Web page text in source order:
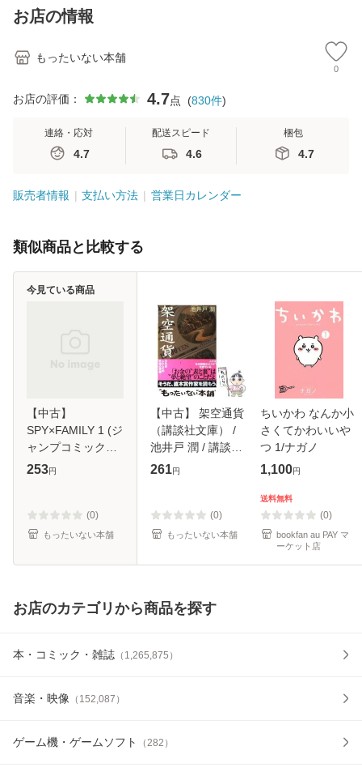
恵 藤本幸三 / 南江
堂 [単行
お店の情報
もったいない本舗
0
お店の評価： 4.7点 (830件)
連絡・応対
4.7
配送スピード
4.6
梱包
4.7
販売者情報 支払い方法 営業日カレンダー
類似商品と比較する
【中古】
SPY×FAMILY 1 (ジ
ャンプコミックス.
JUMP COMICS+) /
便送料無料】
253円
(0)
もったいない本舗
今見ている商品
【中古】 架空通貨
（講談社文庫） /
池井戸 潤 / 講談社
[文庫]【メール便送
261円
(0)
もったいない本舗
ちいかわ なんか小
さくてかわいいや
つ 1/ナガノ
1,100円
送料無料
(0)
bookfan au PAY マ
ーケット店
お店のカテゴリから商品を探す
本・コミック・雑誌 （ 1,265,875 ）
音楽・映像 （ 152,087 ）
ゲーム機・ゲームソフト （282 ）